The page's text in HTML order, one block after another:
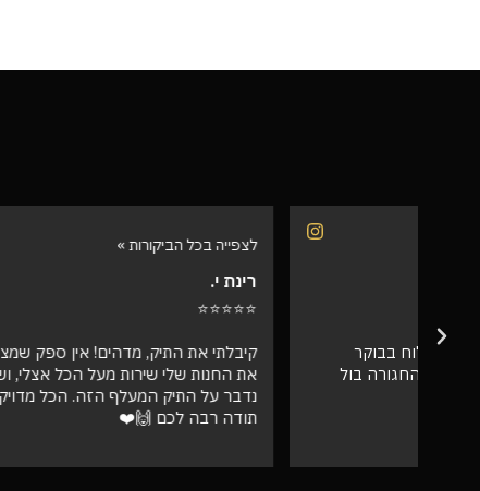
לצפייה בכל הביקורות »
קיבלתי את התיק, מדהים! אין ספק שמצאתי
את החנות שלי שירות מעל הכל אצלי, ושלא
נדבר על התיק המעלף הזה. הכל מדויק
לצפייה
אספתי
גבוהה
טוב